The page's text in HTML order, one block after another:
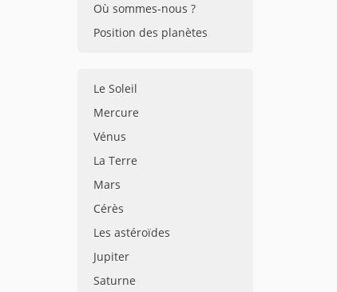
Où sommes-nous ?
Position des planètes
Le Soleil
Mercure
Vénus
La Terre
Mars
Cérès
Les astéroïdes
Jupiter
Saturne